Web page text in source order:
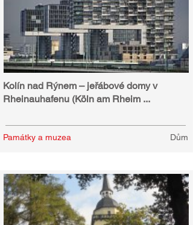
Kolín nad Rýnem – jeřábové domy v
Rheinauhafenu (Köln am Rheim ...
Památky a muzea Dům